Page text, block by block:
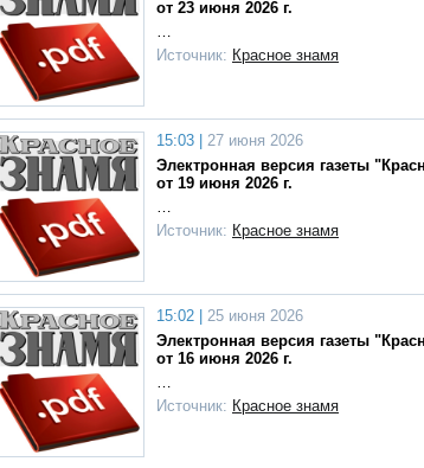
от 23 июня 2026 г.
…
Источник: Красное знамя
15:03 |
27 июня 2026
Электронная версия газеты
от 19 июня 2026 г.
…
Источник: Красное знамя
15:02 |
25 июня 2026
Электронная версия газеты
от 16 июня 2026 г.
…
Источник: Красное знамя